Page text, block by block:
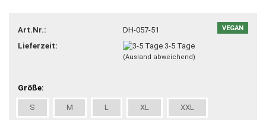
VEGAN
Art.Nr.:
DH-057-51
Lieferzeit:
3-5 Tage
(Ausland abweichend)
Größe:
S M L XL XXL